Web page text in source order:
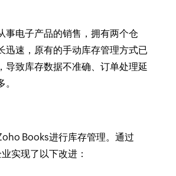
事电子产品的销售，拥有两个仓
迅速，原有的手动库存管理方式已
导致库存数据不准确、订单处理延
Books进行库存管理。通过
实现了以下改进：